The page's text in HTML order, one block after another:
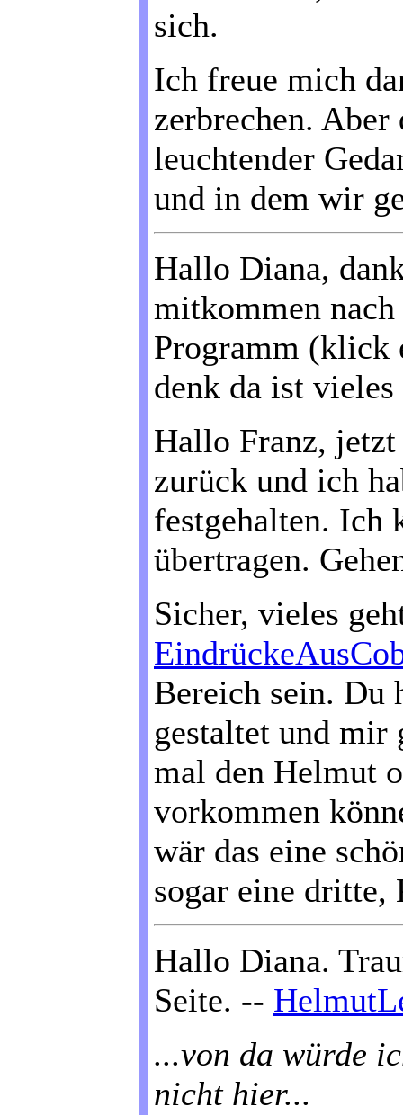
sich.
Ich freue mich
zerbrechen.
leuchtender
und in dem wir
Hallo Diana,
mitkommen nach
Programm
denk da ist
Hallo Franz,
zurück und ich
festgehalten. Ich
übertragen.
Sicher, vieles
Bereich sein. Du
gestaltet und mir
mal den Helmut
vorkommen
wär das eine
sogar eine dritte,
Hallo Diana.
Seite. --
...von da würde
nicht hier...